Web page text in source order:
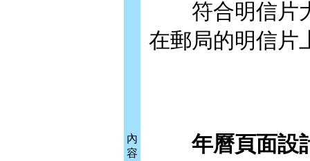
內
容
符合明信片大
在郵局的明信片
年曆頁面設